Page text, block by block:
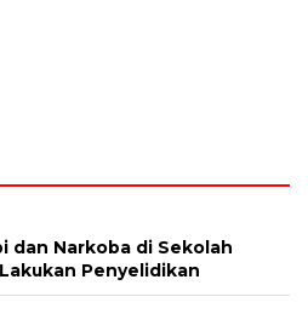
dan Narkoba di Sekolah
Penyelidikan